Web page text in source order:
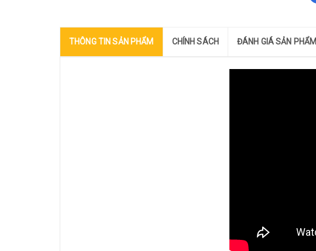
THÔNG TIN SẢN PHẨM CHÍNH SÁCH ĐÁNH GIÁ SẢN PHẨM